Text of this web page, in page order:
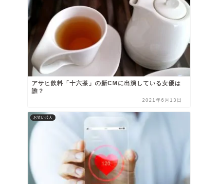
アサヒ飲料「十六茶」の新CMに出演している女優は
誰？
2021年6月13日
お笑い芸人